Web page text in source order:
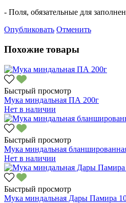
- Поля, обязательные для
Опубликовать Отменить
Похожие товары
Быстрый просмотр
Мука миндальная ПА 200г
Нет в наличии
Быстрый просмотр
Мука миндальная
Нет в наличии
Быстрый просмотр
Мука миндальная Дары Памира